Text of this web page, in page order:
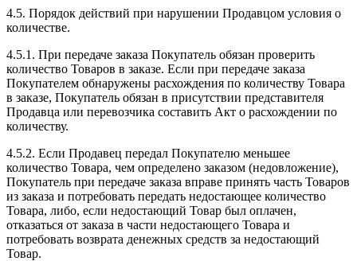
4.5. Порядок действий при нарушении Продавцом условия о
количестве.
4.5.1. При передаче заказа Покупатель обязан проверить
количество Товаров в заказе. Если при передаче заказа
Покупателем обнаружены расхождения по количеству Товара
в заказе, Покупатель обязан в присутствии представителя
Продавца или перевозчика составить Акт о расхождении по
количеству.
4.5.2. Если Продавец передал Покупателю меньшее
количество Товара, чем определено заказом (недовложение),
Покупатель при передаче заказа вправе принять часть Товаров
из заказа и потребовать передать недостающее количество
Товара, либо, если недостающий Товар был оплачен,
отказаться от заказа в части недостающего Товара и
потребовать возврата денежных средств за недостающий
Товар.